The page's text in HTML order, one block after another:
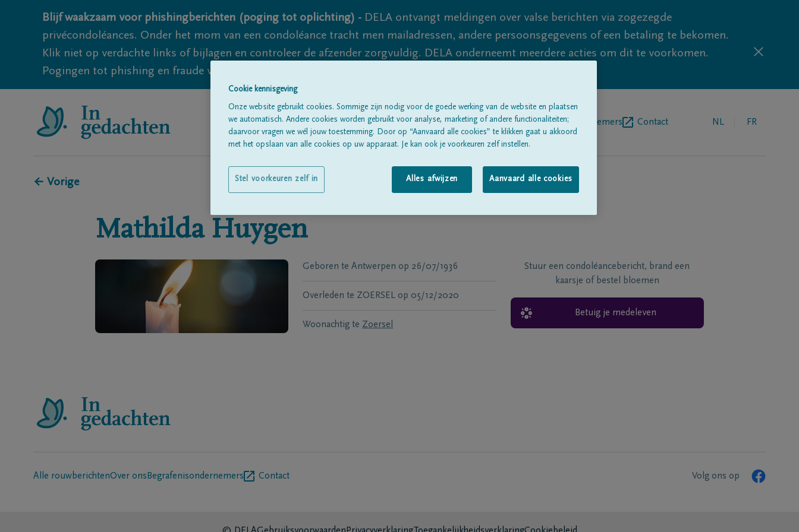
Blijf waakzaam voor phishingberichten (poging tot oplichting) - DELA ontvangt meldingen over valse berichten via zogezegde
privécondoléances. Onder het mom van een condoléance tracht men mailadressen, andere persoonsgegevens of een betaling te bekomen.
Klik niet op verdachte links of bijlagen en controleer de afzender zorgvuldig. DELA onderneemt meerdere acties om dit te voorkomen.
Pogingen tot phishing en fraude vallen echter nooit volledig uit te sluiten, dus blijf waakzaam.
Alle rouwberichten Over onsBegrafenisondernemers Contact NL FR
← Vorige
Mathilda Huygen
Geboren te Antwerpen op 26/07/1936
Overleden te ZOERSEL op 05/12/2020
Woonachtig te Zoersel
Stuur een condoléancebericht, brand een
kaarsje of bestel bloemen
Betuig je medeleven
Alle rouwberichtenOver ons Begrafenisondernemers Contact Volg ons op
Cookie kennisgeving
Onze website gebruikt cookies. Sommige zijn nodig voor de goede werking van de website en plaatsen
we automatisch. Andere cookies worden gebruikt voor analyse, marketing of andere functionaliteiten;
daarvoor vragen we wél jouw toestemming. Door op “Aanvaard alle cookies” te klikken gaat u akkoord
met het opslaan van alle cookies op uw apparaat. Je kan ook je voorkeuren zelf instellen.
Alles afwijzen Aanvaard alle cookies
Stel voorkeuren zelf in